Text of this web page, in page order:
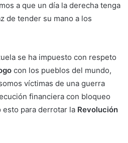
a que un día la derecha tenga
de tender su mano a los
se ha impuesto con respeto
con los pueblos del mundo,
víctimas de una guerra
financiera con bloqueo
para derrotar la Revolución